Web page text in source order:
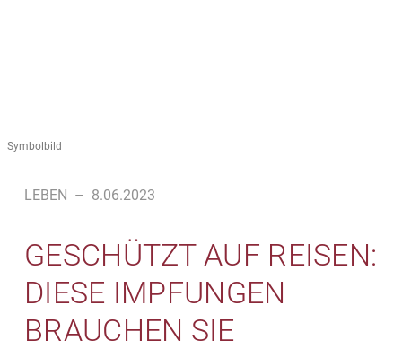
Symbolbild
LEBEN – 8.06.2023
GESCHÜTZT AUF REISEN:
DIESE IMPFUNGEN
BRAUCHEN SIE